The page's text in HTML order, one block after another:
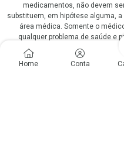
Home Conta
medicamentos, não devem
substituem, em hipótese alguma,
área médica. Somente o
qualquer problema de saúde e
preços e as promoções são
fotos contidas em nosso site
disponibilidade sujeitos a